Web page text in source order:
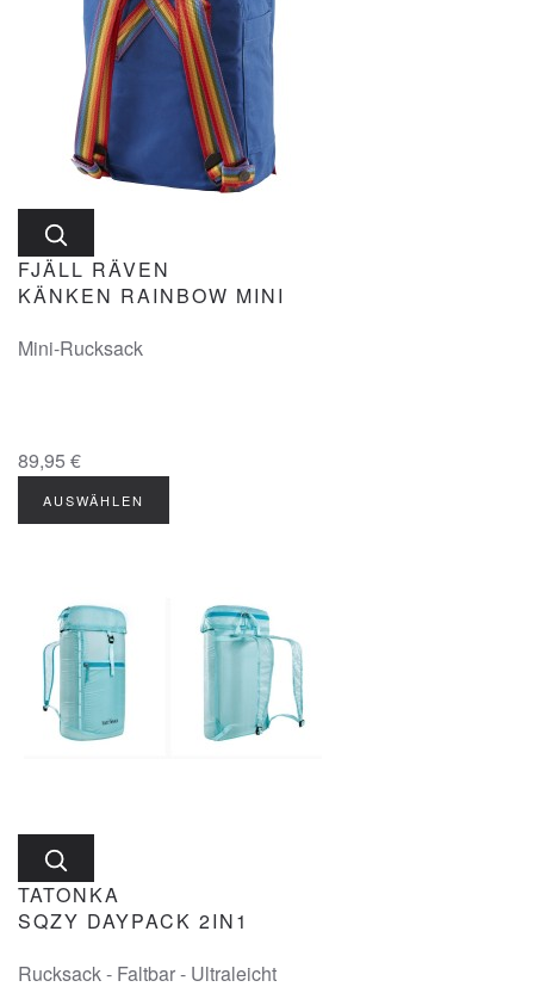
FJÄLL RÄVEN
KÄNKEN RAINBOW MINI
Mini-Rucksack
89,95 €
AUSWÄHLEN
TATONKA
SQZY DAYPACK 2IN1
Rucksack - Faltbar - Ultraleicht